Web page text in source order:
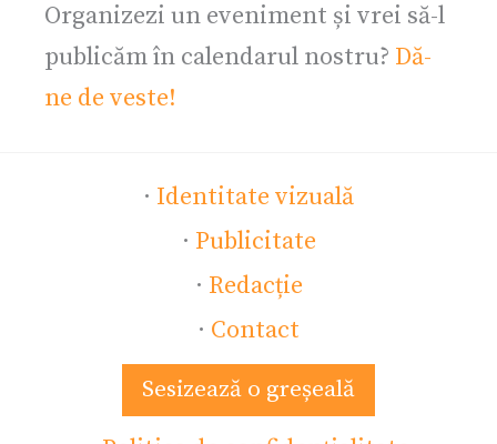
Organizezi un eveniment și vrei să-l
publicăm în calendarul nostru? Dă-
ne de veste!
· Identitate vizuală
· Publicitate
· Redacție
· Contact
Sesizează o greșeală